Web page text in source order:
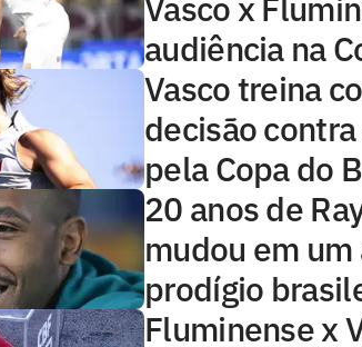
audiência na
Vasco treina
decisão
pela Copa do
20 anos de
mudou em um
prodígio
Fluminense x